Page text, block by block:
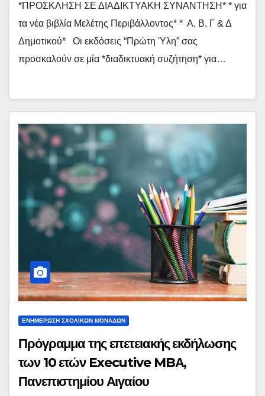
*ΠΡΟΣΚΛΗΣΗ ΣΕ ΔΙΑΔΙΚΤΥΑΚΗ ΣΥΝΑΝΤΗΣΗ* * για
τα νέα βιβλία Μελέτης Περιβάλλοντος* * Α, Β, Γ & Δ
Δημοτικού* Οι εκδόσεις “Πρώτη Ύλη” σας
προσκαλούν σε μία *διαδικτυακή συζήτηση* για…
ΕΝΗΜΕΡΩΣΗ ΣΧΟΛΙΚΩΝ ΜΟΝΑΔΩΝ
Πρόγραμμα της επετειακής εκδήλωσης
των 10 ετών Executive MBΑ,
Πανεπιστημίου Αιγαίου